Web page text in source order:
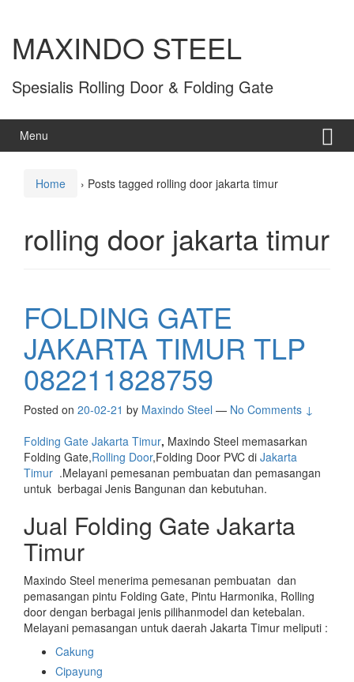
MAXINDO STEEL
Spesialis Rolling Door & Folding Gate
Menu
Home › Posts tagged rolling door jakarta timur
rolling door jakarta timur
FOLDING GATE
JAKARTA TIMUR TLP
082211828759
Posted on 20-02-21 by Maxindo Steel — No Comments ↓
Folding Gate Jakarta Timur, Maxindo Steel memasarkan
Folding Gate,Rolling Door,Folding Door PVC di Jakarta
Timur .Melayani pemesanan pembuatan dan pemasangan
untuk berbagai Jenis Bangunan dan kebutuhan.
Jual Folding Gate Jakarta
Timur
Maxindo Steel menerima pemesanan pembuatan dan
pemasangan pintu Folding Gate, Pintu Harmonika, Rolling
door dengan berbagai jenis pilihanmodel dan ketebalan.
Melayani pemasangan untuk daerah Jakarta Timur meliputi :
Cakung
Cipayung